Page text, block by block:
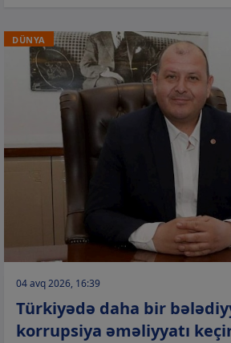
DÜNYA
04 avq 2026, 16:39
Türkiyədə daha bir
korrupsiya əməliyyatı